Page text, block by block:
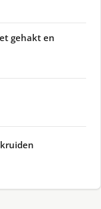
gehakt en